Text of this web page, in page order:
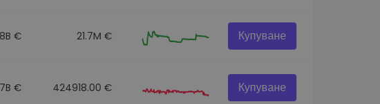
€ 21.7M € Купуване
€ 424918.00 € Купуване